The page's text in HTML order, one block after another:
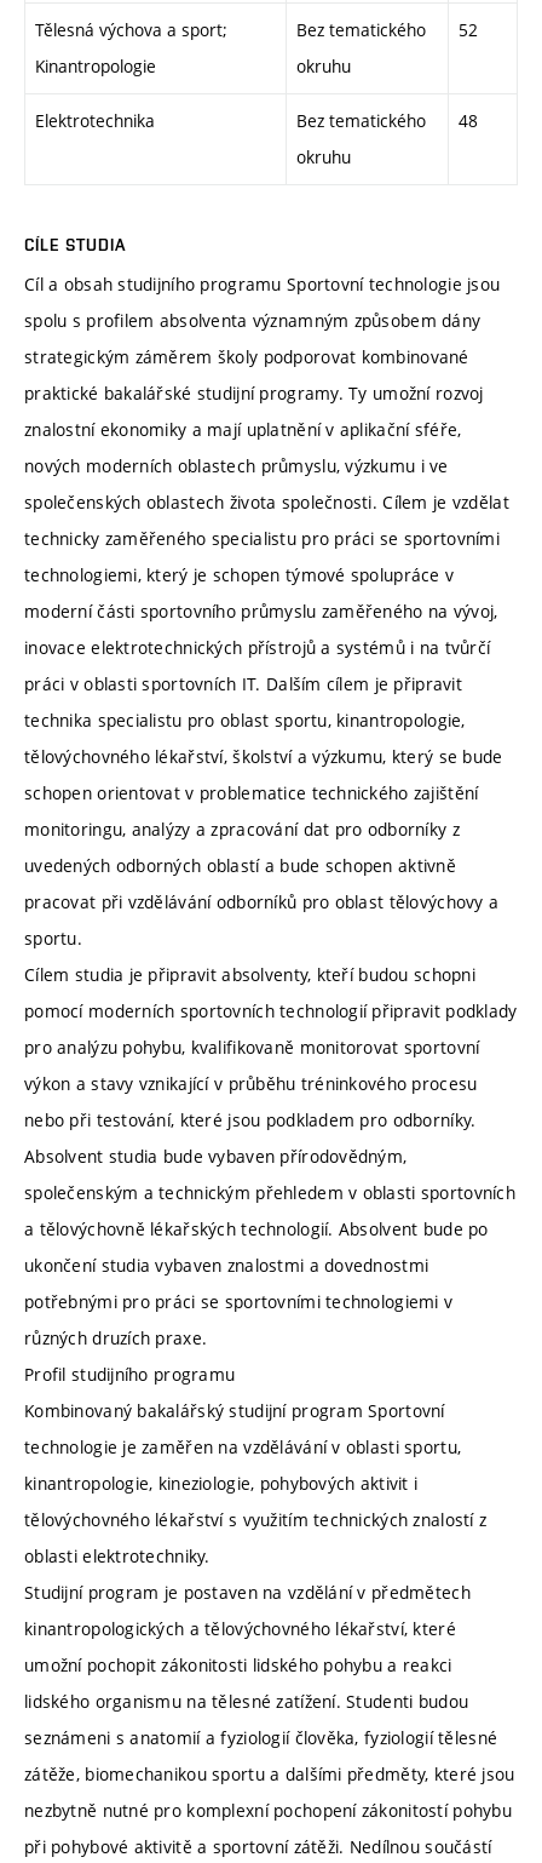
Tělesná výchova a sport;
Kinantropologie
Bez tematického
okruhu
52
Elektrotechnika
Bez tematického
okruhu
48
CÍLE STUDIA
Cíl a obsah studijního programu Sportovní technologie jsou
spolu s profilem absolventa významným způsobem dány
strategickým záměrem školy podporovat kombinované
praktické bakalářské studijní programy. Ty umožní rozvoj
znalostní ekonomiky a mají uplatnění v aplikační sféře,
nových moderních oblastech průmyslu, výzkumu i ve
společenských oblastech života společnosti. Cílem je vzdělat
technicky zaměřeného specialistu pro práci se sportovními
technologiemi, který je schopen týmové spolupráce v
moderní části sportovního průmyslu zaměřeného na vývoj,
inovace elektrotechnických přístrojů a systémů i na tvůrčí
práci v oblasti sportovních IT. Dalším cílem je připravit
technika specialistu pro oblast sportu, kinantropologie,
tělovýchovného lékařství, školství a výzkumu, který se bude
schopen orientovat v problematice technického zajištění
monitoringu, analýzy a zpracování dat pro odborníky z
uvedených odborných oblastí a bude schopen aktivně
pracovat při vzdělávání odborníků pro oblast tělovýchovy a
sportu.
Cílem studia je připravit absolventy, kteří budou schopni
pomocí moderních sportovních technologií připravit podklady
pro analýzu pohybu, kvalifikovaně monitorovat sportovní
výkon a stavy vznikající v průběhu tréninkového procesu
nebo při testování, které jsou podkladem pro odborníky.
Absolvent studia bude vybaven přírodovědným,
společenským a technickým přehledem v oblasti sportovních
a tělovýchovně lékařských technologií. Absolvent bude po
ukončení studia vybaven znalostmi a dovednostmi
potřebnými pro práci se sportovními technologiemi v
různých druzích praxe.
Profil studijního programu
Kombinovaný bakalářský studijní program Sportovní
technologie je zaměřen na vzdělávání v oblasti sportu,
kinantropologie, kineziologie, pohybových aktivit i
tělovýchovného lékařství s využitím technických znalostí z
oblasti elektrotechniky.
Studijní program je postaven na vzdělání v předmětech
kinantropologických a tělovýchovného lékařství, které
umožní pochopit zákonitosti lidského pohybu a reakci
lidského organismu na tělesné zatížení. Studenti budou
seznámeni s anatomií a fyziologií člověka, fyziologií tělesné
zátěže, biomechanikou sportu a dalšími předměty, které jsou
nezbytně nutné pro komplexní pochopení zákonitostí pohybu
při pohybové aktivitě a sportovní zátěži. Nedílnou součástí